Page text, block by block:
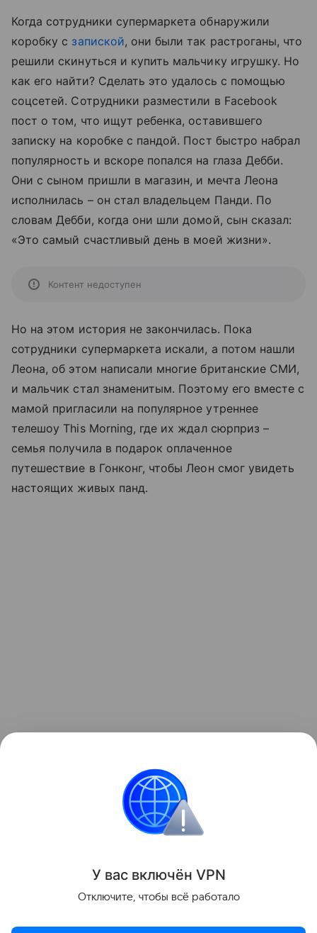
Когда сотрудники супермаркета обнаружили
коробку с запиской, они были так растроганы, что
решили скинуться и купить мальчику игрушку. Но
как его найти? Сделать это удалось с помощью
соцсетей. Сотрудники разместили в Facebook
пост о том, что ищут ребенка, оставившего
записку на коробке с пандой. Пост быстро набрал
популярность и вскоре попался на глаза Дебби.
Они с сыном пришли в магазин, и мечта Леона
исполнилась – он стал владельцем Панди. По
словам Дебби, когда они шли домой, сын сказал:
«Это самый счастливый день в моей жизни».
Контент недоступен
Но на этом история не закончилась. Пока
сотрудники супермаркета искали, а потом нашли
Леона, об этом написали многие британские СМИ,
и мальчик стал знаменитым. Поэтому его вместе с
мамой пригласили на популярное утреннее
телешоу This Morning, где их ждал сюрприз –
семья получила в подарок оплаченное
путешествие в Гонконг, чтобы Леон смог увидеть
настоящих живых панд.
Смайлики вместо оценок: как учат
Поделиться
У вас включён VPN
Отключите, чтобы всё работало